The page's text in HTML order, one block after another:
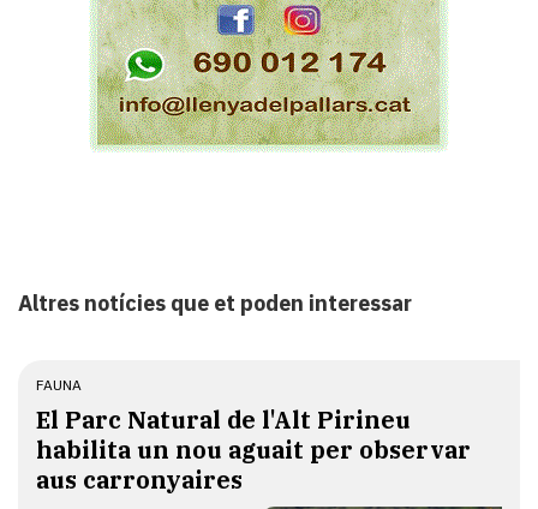
Altres notícies que et poden interessar
FAUNA
El Parc Natural de l'Alt Pirineu
habilita un nou aguait per observar
aus carronyaires